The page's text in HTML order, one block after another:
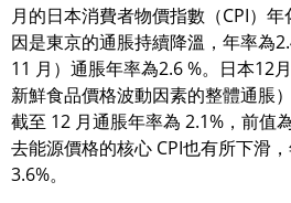
月的日本消費者物價指數（CPI）
因是東京的通脹持續降溫，年率為
11 月）通脹年率為2.6 %。日本12
新鮮食品價格波動因素的整體通脹
截至 12 月通脹年率為 2.1%，前值
去能源價格的核心 CPI也有所下滑
3.6%。